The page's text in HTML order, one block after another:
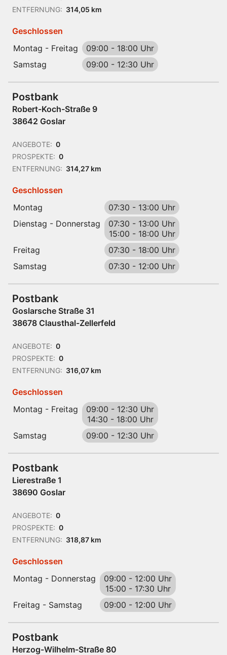
ENTFERNUNG: 314,05 km
Geschlossen
Montag - Freitag
09:00 - 18:00 Uhr
Samstag
09:00 - 12:30 Uhr
Postbank
Robert-Koch-Straße 9
38642 Goslar
ANGEBOTE: 0
PROSPEKTE: 0
ENTFERNUNG: 314,27 km
Geschlossen
Montag
07:30 - 13:00 Uhr
Dienstag - Donnerstag
07:30 - 13:00 Uhr
15:00 - 18:00 Uhr
Freitag
07:30 - 18:00 Uhr
Samstag
07:30 - 12:00 Uhr
Postbank
Goslarsche Straße 31
38678 Clausthal-Zellerfeld
ANGEBOTE: 0
PROSPEKTE: 0
ENTFERNUNG: 316,07 km
Geschlossen
Montag - Freitag
09:00 - 12:30 Uhr
14:30 - 18:00 Uhr
Samstag
09:00 - 12:30 Uhr
Postbank
Lierestraße 1
38690 Goslar
ANGEBOTE: 0
PROSPEKTE: 0
ENTFERNUNG: 318,87 km
Geschlossen
Montag - Donnerstag
09:00 - 12:00 Uhr
15:00 - 17:30 Uhr
Freitag - Samstag
09:00 - 12:00 Uhr
Postbank
Herzog-Wilhelm-Straße 80